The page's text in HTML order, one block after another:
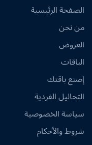
الصفحة الرئيسية
من نحن
العروض
الباقات
إصنع باقتك
التحاليل الفردية
سياسة الخصوصية
شروط والأحكام